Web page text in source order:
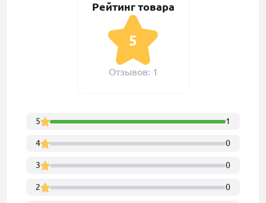
Рейтинг товара
5
Отзывов: 1
5 1
4 0
3 0
2 0